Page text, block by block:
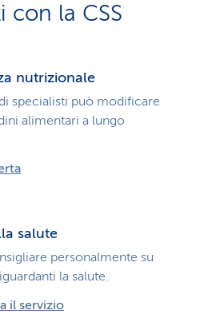
con la CSS
nutrizionale
specialisti può modificare
alimentari a lungo
salute
personalmente su
la salute.
il servizio